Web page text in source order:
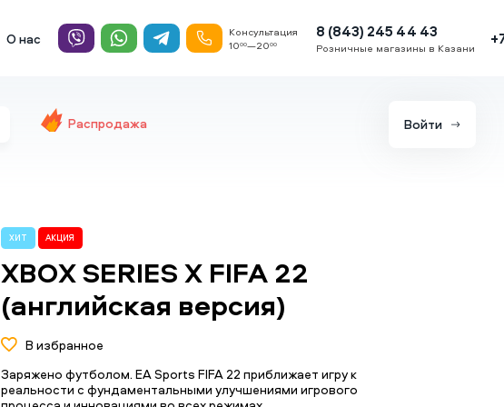
О нас
Консультация
1000—2000
8 (843) 245 44 43
Розничные магазины в Казани
Распродажа Войти
ХИТ АКЦИЯ
XBOX SERIES X FIFA 22
(английская версия)
В избранное
Заряжено футболом. EA Sports FIFA 22 приближает игру к
реальности с фундаментальными улучшениями игрового